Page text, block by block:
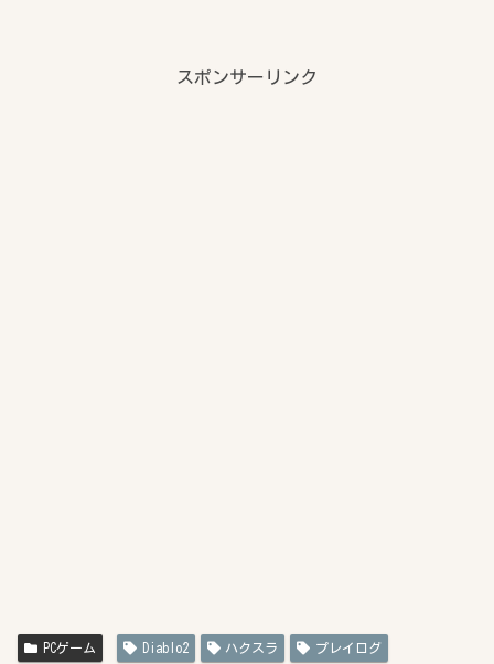
スポンサーリンク
PCゲーム Diablo2 ハクスラ プレイログ